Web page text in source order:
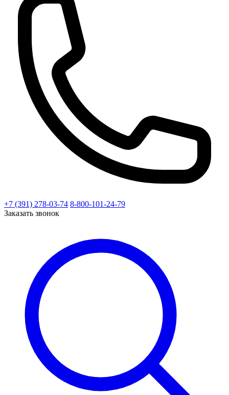
+7 (391) 278-03-74 8-800-101-24-79
Заказать звонок